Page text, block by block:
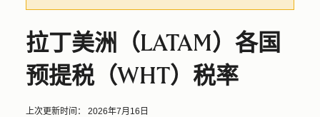
拉丁美洲（LATAM）各国
预提税（WHT）税率
上次更新时间： 2026年7月16日